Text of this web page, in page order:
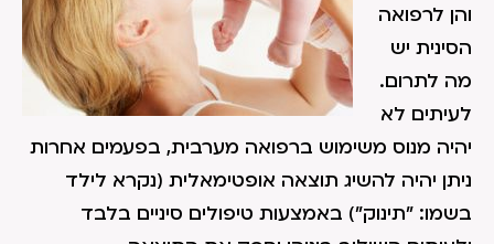
והן לרפואה
הסינית יש
מה לתרום.
לעיתים לא
יהיה מנוס משימוש ברפואה מערבית, בפעמים אחרות
ניתן יהיה להשיג תוצאה אופטימאלית (נקרא לילד
בשמו: "תינוק") באמצעות טיפולים סיניים בלבד